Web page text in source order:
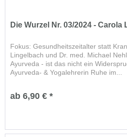
Die Wurzel Nr. 03/2024 -
Fokus: Gesundheitszeitalter statt
Lingelbach und Dr. med. Michael
Ayurveda - ist das nicht ein
Ayurveda- & Yogalehrerin Ruhe im...
ab 6,90 € *